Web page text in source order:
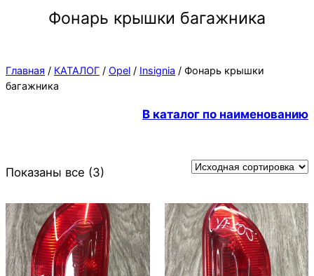
Фонарь крышки багажника
Главная / КАТАЛОГ / Opel / Insignia / Фонарь крышки
багажника
В каталог по наименованию
Показаны все (3)